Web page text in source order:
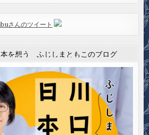
さんのツイート
本を想う ふじしまともこのブログ